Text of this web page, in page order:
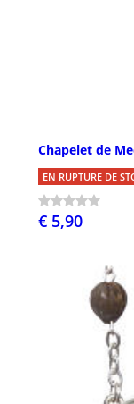
Chapelet de
EN RUPTURE DE
€ 5,90